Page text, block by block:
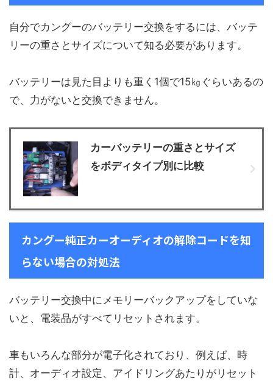
自分でカングーのバッテリー交換をするには、バッテ
リーの重さとサイズについて知る必要があります。
バッテリーは見た目よりも重く1個で15㎏ぐらいあるの
で、力がないと交換できません。
カーバッテリーの重さとサイズ
をボディタイプ別に比較
カングー純正カーオーディオの解除コードを知
らない場合の対処法
バッテリー交換中にメモリーバックアップをしていな
いと、電装品がすべてリセットされます。
車もいろんな部分が電子化されており、例えば、時
計、オーディオ設定、アイドリングあたりがリセット